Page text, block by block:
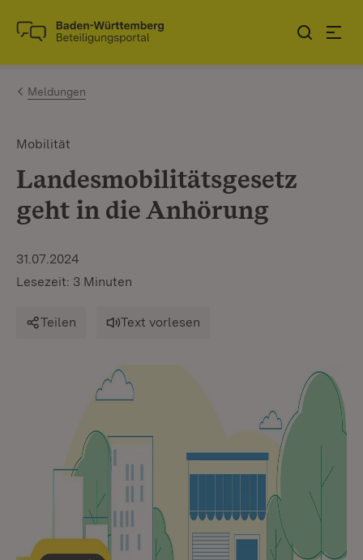
Zum Inhalt springen
Link zur Startseite
Meldungen
Mobilität
Landesmobilitätsgesetz
geht in die Anhörung
31.07.2024
Lesezeit: 3 Minuten
Teilen Text vorlesen